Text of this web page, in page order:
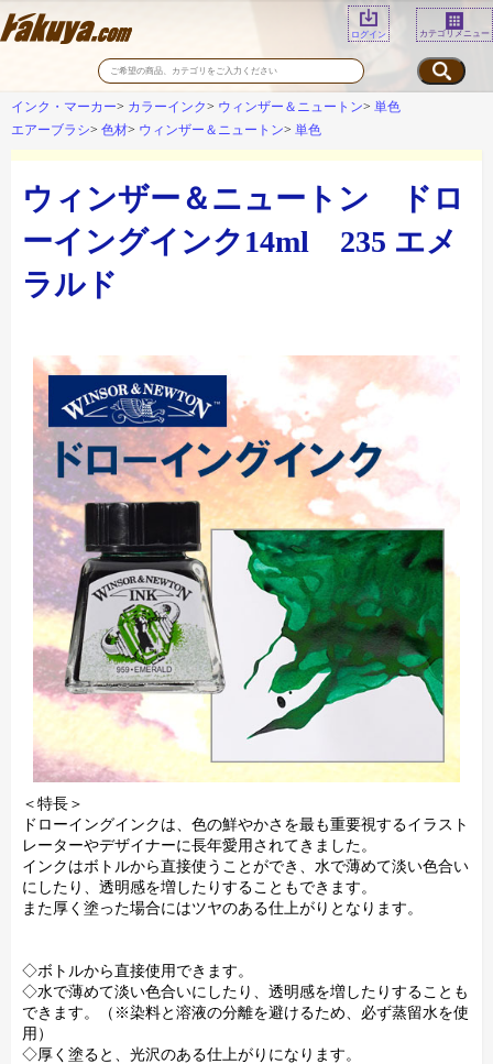
ログイン カテゴリメニュー
インク・マーカー カラーインク ウィンザー＆ニュートン
単色
エアーブラシ
色材 ウィンザー＆ニュートン 単色
ウィンザー＆ニュートン ドロ
ーイングインク14ml 235 エメ
ラルド
＜特長＞
ドローイングインクは、色の鮮やかさを最も重要視するイラスト
レーターやデザイナーに長年愛用されてきました。
インクはボトルから直接使うことができ、水で薄めて淡い色合い
にしたり、透明感を増したりすることもできます。
また厚く塗った場合にはツヤのある仕上がりとなります。
◇ボトルから直接使用できます。
◇水で薄めて淡い色合いにしたり、透明感を増したりすることも
できます。（※染料と溶液の分離を避けるため、必ず蒸留水を使
用）
◇厚く塗ると、光沢のある仕上がりになります。